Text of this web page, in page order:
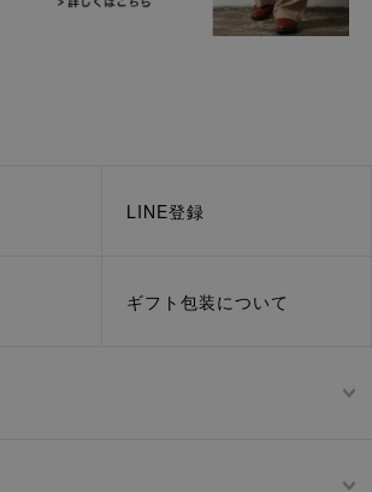
LINE登録
ギフト包装について